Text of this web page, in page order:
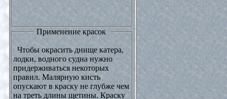
Применение красок
лодки, водного судна нужно
придерживаться некоторых
правил. Малярную кисть
опускают в краску не глубже чем
на треть длины щетины. Краску